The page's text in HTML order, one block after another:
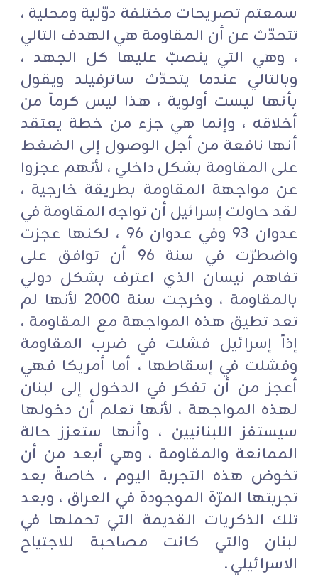
سمعتم تصريحات مختلفة دوّلية ومحلية ،
تتحدّث عن أن المقاومة هي الهدف التالي
، وهي التي ينصبّ عليها كل الجهد ،
وبالتالي عندما يتحدّث ساترفيلد ويقول
بأنها ليست أولوية ، هذا ليس كرماً من
أخلاقه ، وإنما هي جزء من خطة يعتقد
أنها نافعة من أجل الوصول إلى الضغط
على المقاومة بشكل داخلي ، لأنهم عجزوا
عن مواجهة المقاومة بطريقة خارجية ،
لقد حاولت إسرائيل أن تواجه المقاومة في
عدوان 93 وفي عدوان 96 ، لكنها عجزت
واضطرّت في سنة 96 أن توافق على
تفاهم نيسان الذي اعترف بشكل دولي
بالمقاومة ، وخرجت سنة 2000 لأنها لم
تعد تطيق هذه المواجهة مع المقاومة ،
إذاً إسرائيل فشلت في ضرب المقاومة
وفشلت في إسقاطها ، أما أمريكا فهي
أعجز من أن تفكر في الدخول إلى لبنان
لهذه المواجهة ، لأنها تعلم أن دخولها
سيستفز اللبنانيين ، وأنها ستعزز حالة
الممانعة والمقاومة ، وهي أبعد من أن
تخوض هذه التجربة اليوم ، خاصةً بعد
تجربتها المرّة الموجودة في العراق ، وبعد
تلك الذكريات القديمة التي تحملها في
لبنان والتي كانت مصاحبة للاجتياح
الاسرائيلي .‏